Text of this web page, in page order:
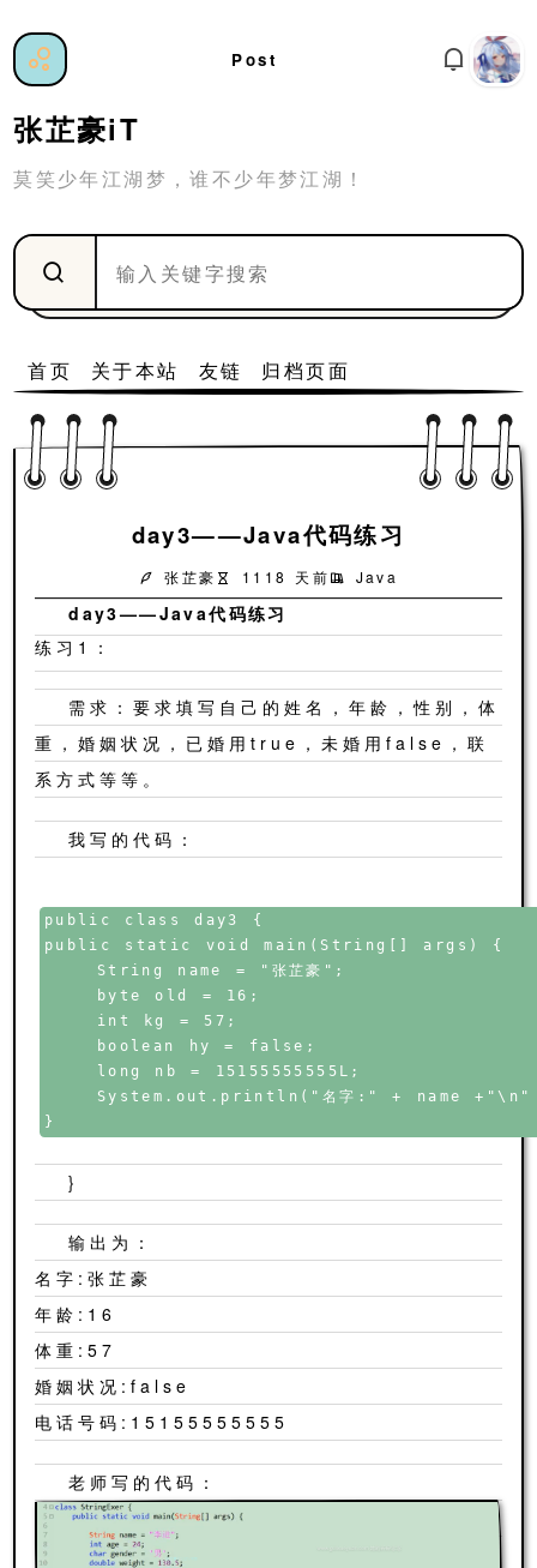
Post
张芷豪iT
莫笑少年江湖梦，谁不少年梦江湖！
首页 关于本站 友链 归档页面
day3——Java代码练习
张芷豪 1118 天前 Java
day3——Java代码练习
练习1：
需求：要求填写自己的姓名，年龄，性别，体
重，婚姻状况，已婚用true，未婚用false，联
系方式等等。
我写的代码：
public class day3 {
public static void main(String[] args) {
    String name = "张芷豪";
    byte old = 16;
    int kg = 57;
    boolean hy = false;
    long nb = 15155555555L;
System.out.println("名字:" + name +"\n"
}
}
输出为：
名字:张芷豪
年龄:16
体重:57
婚姻状况:false
电话号码:15155555555
老师写的代码：